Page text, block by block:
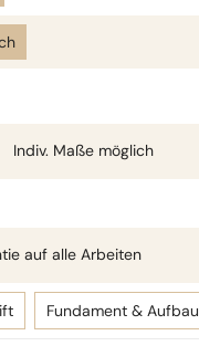
Indiv. Maße möglich
auf alle Arbeiten
Fundament & Aufbau